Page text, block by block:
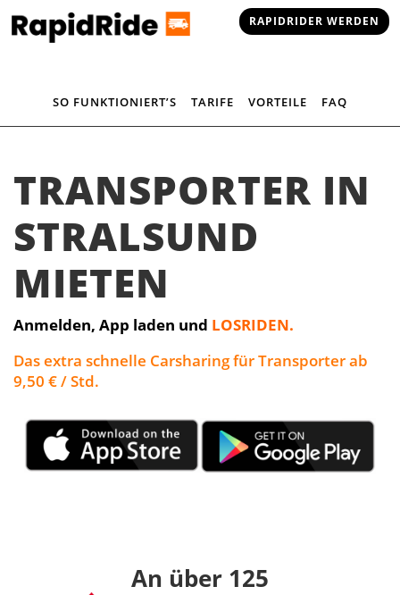
RAPIDRIDER WERDEN
SO FUNKTIONIERT’S TARIFE VORTEILE FAQ
TRANSPORTER IN
STRALSUND
MIETEN
Anmelden, App laden und LOSRIDEN.
Das extra schnelle Carsharing für Transporter ab
9,50 € / Std.
An über 125